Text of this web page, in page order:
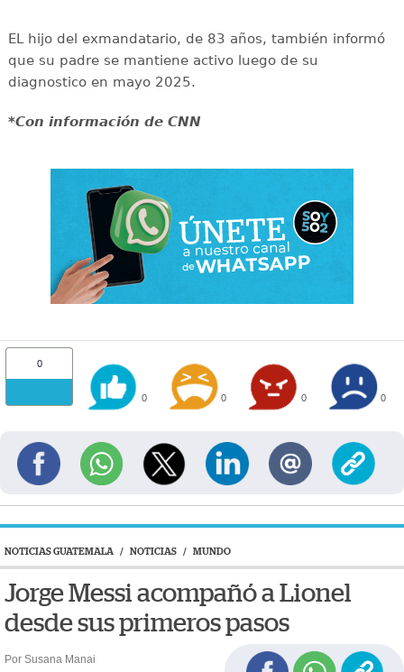
EL hijo del exmandatario, de 83 años, también informó
que su padre se mantiene activo luego de su
diagnostico en mayo 2025.
*Con información de CNN
0
0 0 0 0
NOTICIAS GUATEMALA / NOTICIAS / MUNDO
Jorge Messi acompañó a Lionel
desde sus primeros pasos
Por Susana Manai